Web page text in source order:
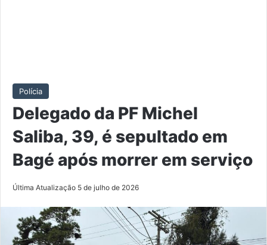
Polícia
Delegado da PF Michel
Saliba, 39, é sepultado em
Bagé após morrer em serviço
Última Atualização 5 de julho de 2026